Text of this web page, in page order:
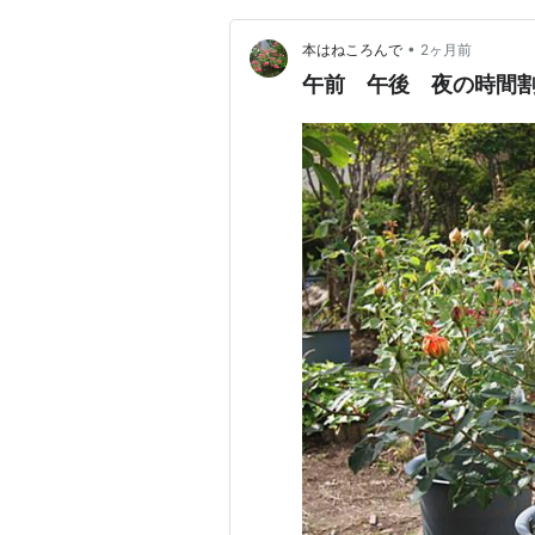
本はねころんで • 2ヶ月前
午前 午後 夜の時間